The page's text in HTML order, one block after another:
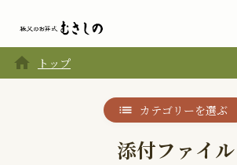
home トップ
カテゴリーを選ぶ
添付ファイル